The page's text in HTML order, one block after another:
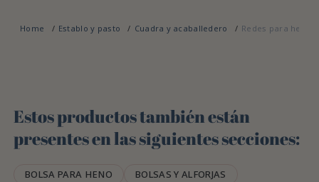
Home Establo y pasto Cuadra y acaballedero Redes para heno
Estos productos también están
presentes en las siguientes secciones:
BOLSA PARA HENO
BOLSAS Y ALFORJAS